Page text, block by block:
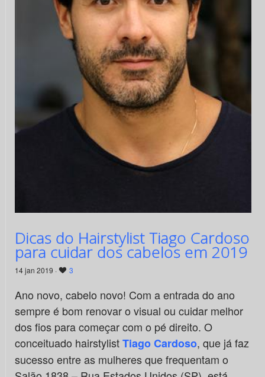
Dicas do Hairstylist Tiago Cardoso
para cuidar dos cabelos em 2019
14 jan 2019 · 3
Ano novo, cabelo novo! Com a entrada do ano
sempre é bom renovar o visual ou cuidar melhor
dos fios para começar com o pé direito. O
conceituado hairstylistTiago Cardoso, que já faz
sucesso entre as mulheres que frequentam o